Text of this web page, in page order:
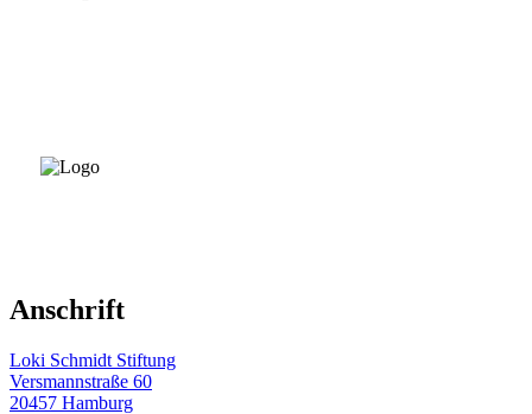
Anschrift
Loki Schmidt Stiftung
Versmannstraße 60
20457 Hamburg